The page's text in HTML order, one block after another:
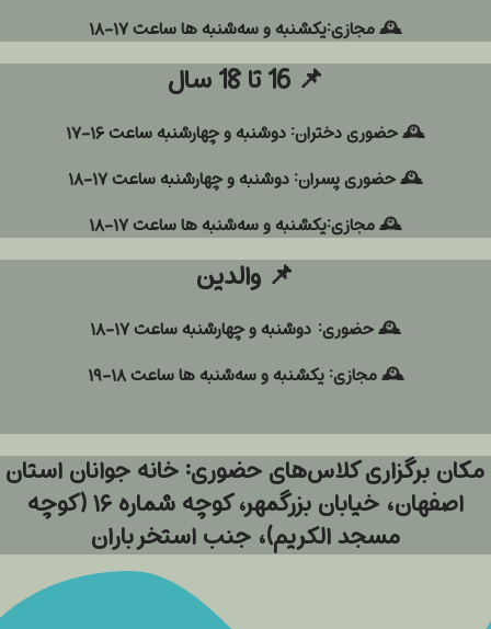
🕰️ مجازی:یکشنبه و سه‌شنبه ها ساعت ۱۷-۱۸
📌16 تا 18 سال
🕰️ حضوری دختران:دوشنبه و چهارشنبه ساعت ۱۶-۱۷
🕰️ حضوری پسران:دوشنبه و چهارشنبه ساعت ۱۷-۱۸
🕰️ مجازی:یکشنبه و سه‌شنبه ها ساعت ۱۷-۱۸
📌 والدین
🕰️ حضوری: دوشنبه و چهارشنبه ساعت ۱۷-۱۸
🕰️ مجازی:یکشنبه و سه‌شنبه ها ساعت ۱۸-۱۹
مکان برگزاری کلاس‌های حضوری: خانه جوانان استان
اصفهان، خیابان بزرگمهر، کوچه شماره ۱۶ (کوچه
مسجد الکریم)، جنب استخر باران